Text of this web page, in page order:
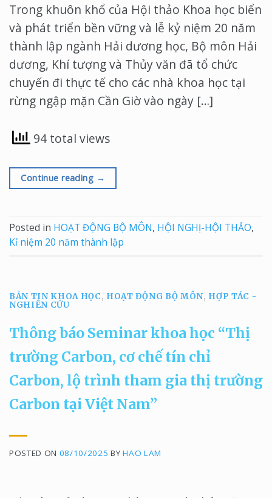
Trong khuôn khổ của Hội thảo Khoa học biển
và phát triển bền vững và lễ kỷ niệm 20 năm
thành lập ngành Hải dương học, Bộ môn Hải
dương, Khí tượng và Thủy văn đã tổ chức
chuyến đi thực tế cho các nhà khoa học tại
rừng ngập mặn Cần Giờ vào ngày […]
94 total views
Continue reading →
Posted in HOẠT ĐỘNG BỘ MÔN, HỘI NGHỊ-HỘI THẢO,
Kỉ niệm 20 năm thành lập
BẢN TIN KHOA HỌC, HOẠT ĐỘNG BỘ MÔN, HỢP TÁC -
NGHIÊN CỨU
Thông báo Seminar khoa học “Thị
trường Carbon, cơ chế tín chỉ
Carbon, lộ trình tham gia thị trường
Carbon tại Việt Nam”
POSTED ON 08/10/2025 BYHAO LAM